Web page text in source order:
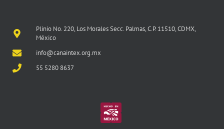
Plinio No. 220, Los Morales Secc. Palmas, C.P. 11510, CDMX,
México
info@canaintex.org.mx
55 5280 8637